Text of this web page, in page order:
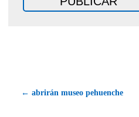
← abrirán museo pehuenche